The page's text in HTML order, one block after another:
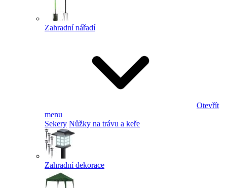
Zahradní nářadí
Otevřít
menu
Sekery Nůžky na trávu a keře
Zahradní dekorace